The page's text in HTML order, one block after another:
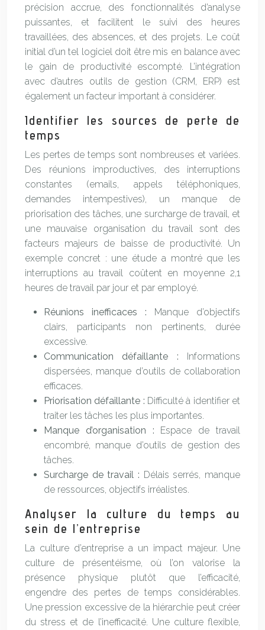
précision accrue, des fonctionnalités d’analyse
puissantes, et facilitent le suivi des heures
travaillées, des absences, et des projets. Le coût
initial d’un tel logiciel doit être mis en balance avec
le gain de productivité escompté. L’intégration
avec d’autres outils de gestion (CRM, ERP) est
également un facteur important à considérer.
Identifier les sources de perte de
temps
Les pertes de temps sont nombreuses et variées.
Des réunions improductives, des interruptions
constantes (emails, appels téléphoniques,
demandes intempestives), un manque de
priorisation des tâches, une surcharge de travail, et
une mauvaise organisation du travail sont des
facteurs majeurs de baisse de productivité. Un
exemple concret : une étude a montré que les
interruptions au travail coûtent en moyenne 2,1
heures de travail par jour et par employé.
Réunions inefficaces : Manque d’objectifs
clairs, participants non pertinents, durée
excessive.
Communication défaillante : Informations
dispersées, manque d’outils de collaboration
efficaces.
Priorisation défaillante : Difficulté à identifier et
traiter les tâches les plus importantes.
Manque d’organisation : Espace de travail
encombré, manque d’outils de gestion des
tâches.
Surcharge de travail : Délais serrés, manque
de ressources, objectifs irréalistes.
Analyser la culture du temps au
sein de l’entreprise
La culture d’entreprise a un impact majeur. Une
culture de présentéisme, où l’on valorise la
présence physique plutôt que l’efficacité,
engendre des pertes de temps considérables.
Une pression excessive de la hiérarchie peut créer
du stress et de l’inefficacité. Une culture flexible,